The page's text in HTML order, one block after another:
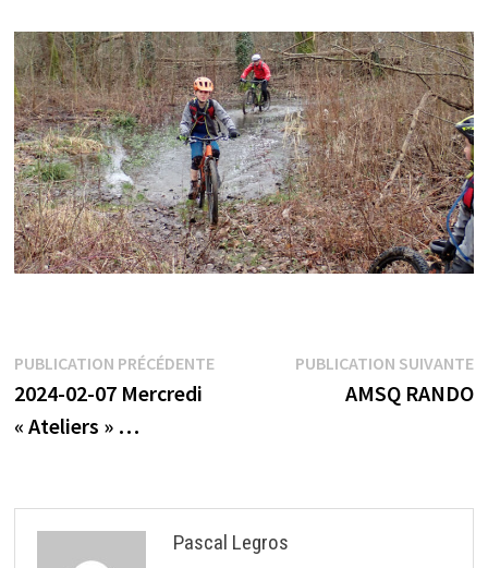
Navigation
de
PUBLICATION PRÉCÉDENTEPublication
2024-02-07 Mercredi
« Ateliers » …
PUBLICATION SUIVANTE
AMSQ RANDO
Pascal Legros